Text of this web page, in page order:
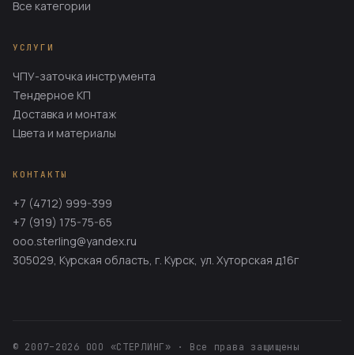
Все категории
УСЛУГИ
ЧПУ-заточка инструмента
Тендерное КП
Доставка и монтаж
Цвета и материалы
КОНТАКТЫ
+7 (4712) 999-399
+7 (919) 175-75-65
ooo.sterling@yandex.ru
305029, Курская область, г. Курск, ул. Хуторская д.16г
© 2007–2026 ООО «СТЕРЛИНГ» · Все права защищены